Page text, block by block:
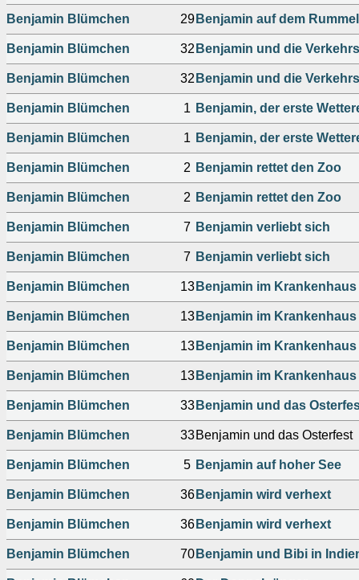
Benjamin Blümchen 29 Benjamin auf dem Rummel
Benjamin Blümchen 32 Benjamin und die
Benjamin Blümchen 32 Benjamin und die
Benjamin Blümchen 1 Benjamin, der erste
Benjamin Blümchen 1 Benjamin, der erste
Benjamin Blümchen 2 Benjamin rettet den Zoo
Benjamin Blümchen 2 Benjamin rettet den Zoo
Benjamin Blümchen 7 Benjamin verliebt sich
Benjamin Blümchen 7 Benjamin verliebt sich
Benjamin Blümchen 13 Benjamin im Krankenhaus
Benjamin Blümchen 13 Benjamin im Krankenhaus
Benjamin Blümchen 13 Benjamin im Krankenhaus
Benjamin Blümchen 13 Benjamin im Krankenhaus
Benjamin Blümchen 33 Benjamin und das
Benjamin Blümchen 33 Benjamin und das Osterfest
Benjamin Blümchen 5 Benjamin auf hoher See
Benjamin Blümchen 36 Benjamin wird verhext
Benjamin Blümchen 36 Benjamin wird verhext
Benjamin Blümchen 70 Benjamin und Bibi in